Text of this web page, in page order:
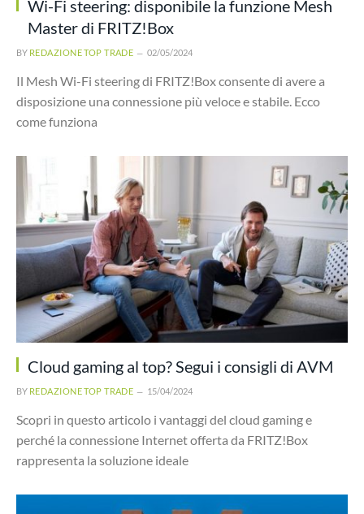
Wi-Fi steering: disponibile la funzione Mesh
Master di FRITZ!Box
BY REDAZIONE TOP TRADE 02/05/2024
Il Mesh Wi-Fi steering di FRITZ!Box consente di avere a
disposizione una connessione più veloce e stabile. Ecco
come funziona
Cloud gaming al top? Segui i consigli di AVM
BY REDAZIONE TOP TRADE 15/04/2024
Scopri in questo articolo i vantaggi del cloud gaming e
perché la connessione Internet offerta da FRITZ!Box
rappresenta la soluzione ideale